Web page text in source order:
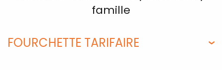
famille
FOURCHETTE TARIFAIRE